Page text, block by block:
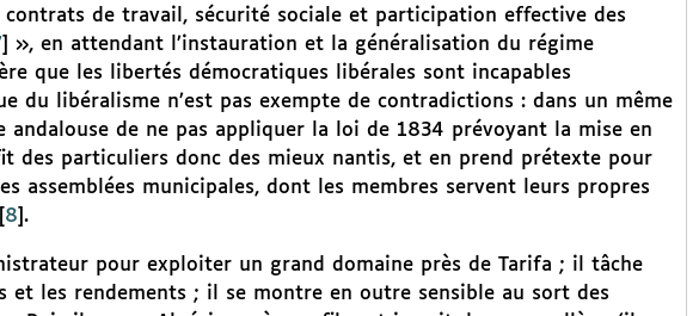
contrats de travail, sécurité sociale et participation effective des
», en attendant l’instauration et la généralisation du régime
que les libertés démocratiques libérales sont incapables
du libéralisme n’est pas exempte de contradictions : dans un même
andalouse de ne pas appliquer la loi de 1834 prévoyant la mise en
des particuliers donc des mieux nantis, et en prend prétexte pour
assemblées municipales, dont les membres servent leurs propres
8 .
pour exploiter un grand domaine près de Tarifa ; il tâche
et les rendements ; il se montre en outre sensible au sort des